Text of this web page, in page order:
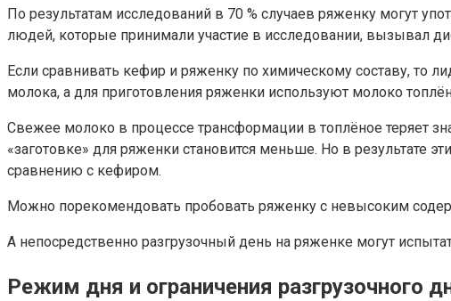
По результатам исследований в 70 % случаев ряженку могут
людей, которые принимали участие в исследовании, вызывал
Если сравнивать кефир и ряженку по химическому составу, то
молока, а для приготовления ряженки используют молоко
Свежее молоко в процессе трансформации в топлёное теряет
«заготовке» для ряженки становится меньше. Но в результате
сравнению с кефиром.
Можно порекомендовать пробовать ряженку с невысоким
А непосредственно разгрузочный день на ряженке могут
Режим дня и ограничения разгрузочного